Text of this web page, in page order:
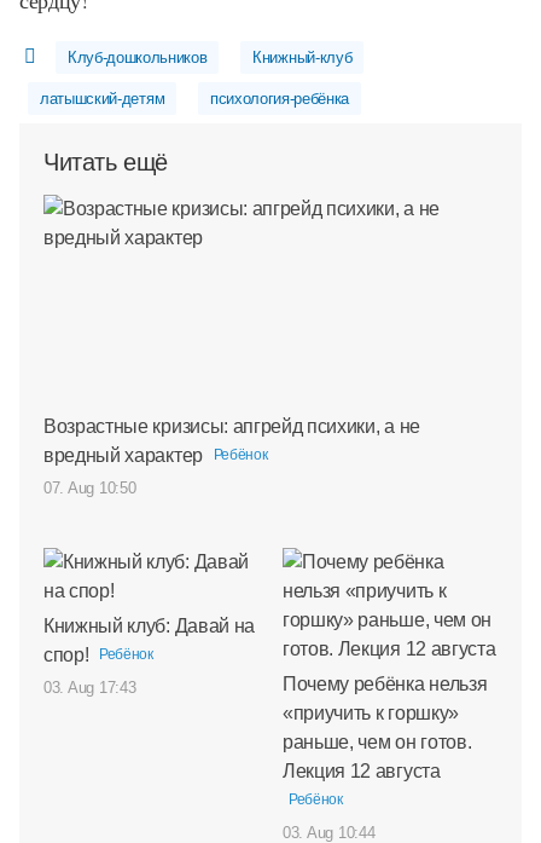
Клуб-дошкольников Книжный-клуб
латышский-детям психология-ребёнка
Читать ещё
Возрастные кризисы: апгрейд психики, а не
вредный характер
Ребёнок
07. Aug 10:50
Книжный клуб: Давай на
спор!
Ребёнок
03. Aug 17:43
Почему ребёнка нельзя
«приучить к горшку»
раньше, чем он готов.
Лекция 12 августа
Ребёнок
03. Aug 10:44